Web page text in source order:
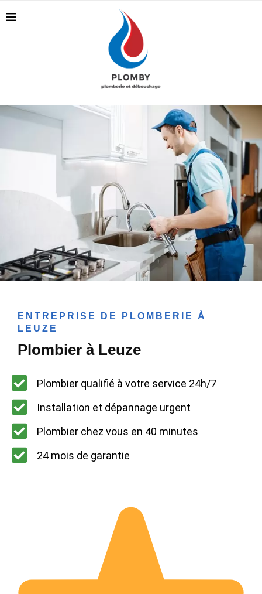
ENTREPRISE DE PLOMBERIE À
LEUZE
Plombier à Leuze
Plombier qualifié à votre service 24h/7
Installation et dépannage urgent
Plombier chez vous en 40 minutes
24 mois de garantie